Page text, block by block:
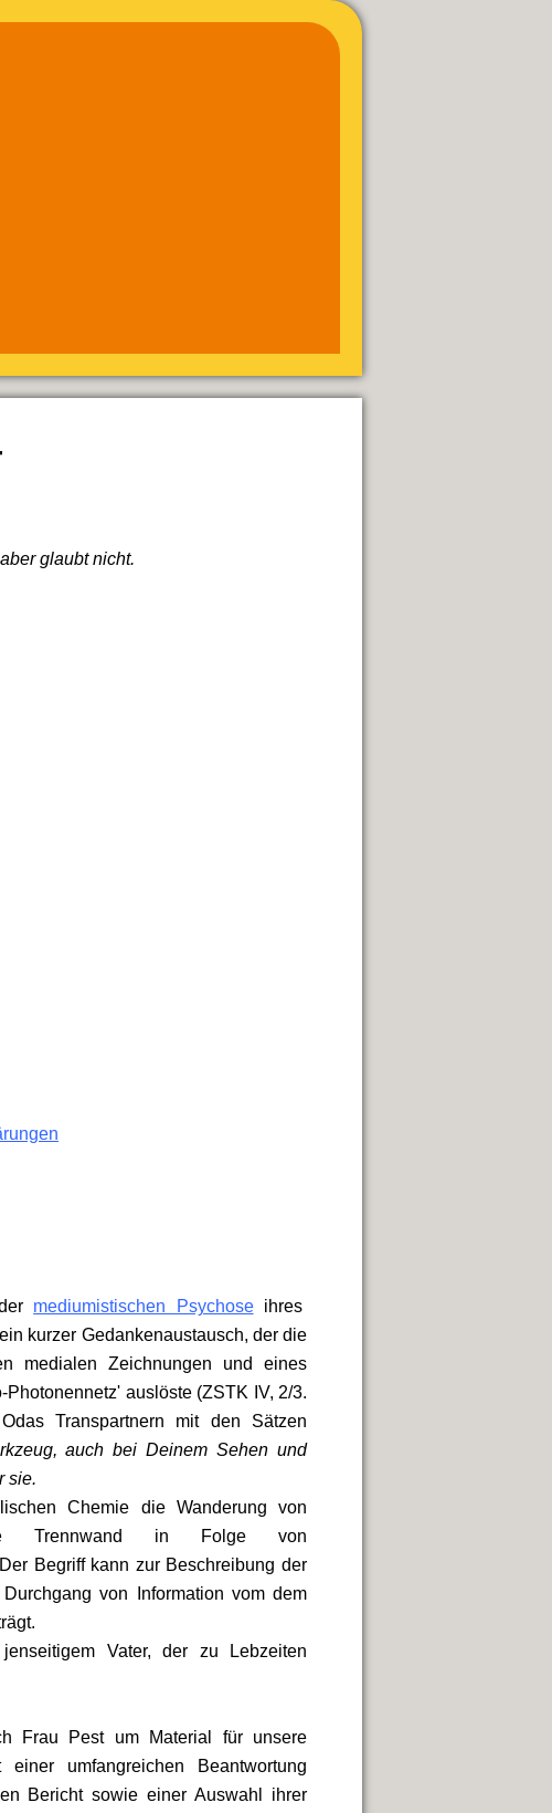
glaubt nicht.
mediumistischen Psychoseihres
kurzer Gedankenaustausch, der die
medialen Zeichnungen und eines
auslöste (ZSTK IV, 2/3.
Transpartnern mit den Sätzen
auch bei Deinem Sehen und
sie.
Chemie die Wanderung von
Trennwand in Folge von
Begriff kann zur Beschreibung der
von Information vom dem
Vater, der zu Lebzeiten
Frau Pest um Material für unsere
umfangreichen Beantwortung
Bericht sowie einer Auswahl ihrer